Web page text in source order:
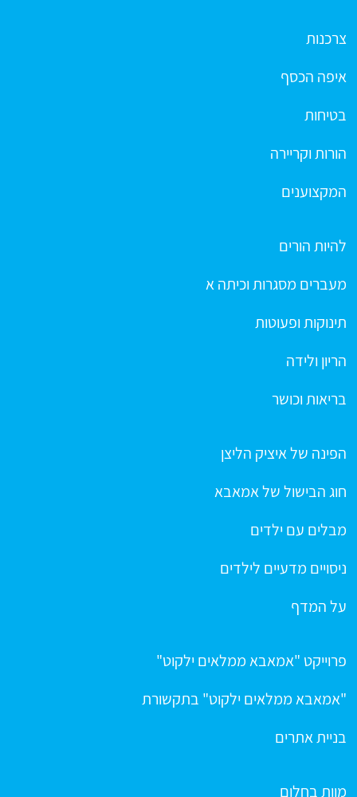
צרכנות
איפה הכסף
בטיחות
הורות וקריירה
המקצוענים
להיות הורים
מעברים מסגרות וכיתה א
תינוקות ופעוטות
הריון ולידה
בריאות וכושר
הפינה של איציק הליצן
חוג הבישול של אמאבא
מבלים עם ילדים
ניסויים מדעיים לילדים
על המדף
פרוייקט "אמאבא ממלאים ילקוט"
"אמאבא ממלאים ילקוט" בתקשורת
בניית אתרים
מוות בחלום